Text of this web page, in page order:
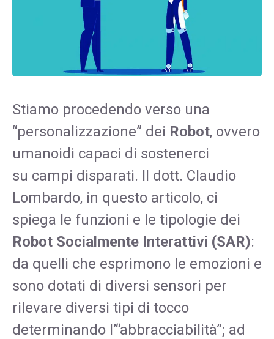
Stiamo procedendo verso una
“personalizzazione” dei Robot, ovvero
umanoidi capaci di sostenerci
su campi disparati. Il dott. Claudio
Lombardo, in questo articolo, ci
spiega le funzioni e le tipologie dei
Robot Socialmente Interattivi (SAR):
da quelli che esprimono le emozioni e
sono dotati di diversi sensori per
rilevare diversi tipi di tocco
determinando l’“abbracciabilità”; ad